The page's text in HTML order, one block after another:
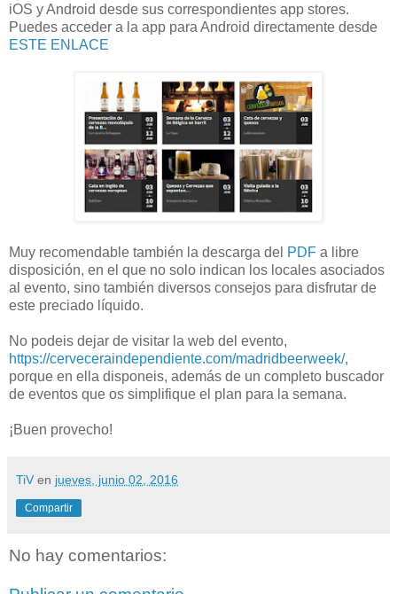
iOS y Android desde sus correspondientes app stores.
Puedes acceder a la app para Android directamente desde
ESTE ENLACE
Muy recomendable también la descarga del PDF a libre
disposición, en el que no solo indican los locales asociados
al evento, sino también diversos consejos para disfrutar de
este preciado líquido.
No podeis dejar de visitar la web del evento,
https://cerveceraindependiente.com/madridbeerweek/,
porque en ella disponeis, además de un completo buscador
de eventos que os simplifique el plan para la semana.
¡Buen provecho!
TiV en jueves, junio 02, 2016
Compartir
No hay comentarios: